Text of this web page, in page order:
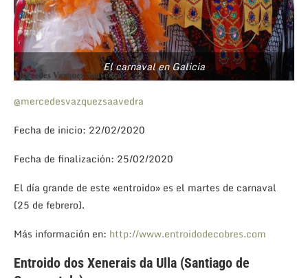
El carnaval en Galicia
@mercedesvazquezsaavedra
Fecha de inicio: 22/02/2020
Fecha de finalización: 25/02/2020
El día grande de este «entroido» es el martes de carnaval
(25 de febrero).
Más información en: http://www.entroidodecobres.com
Entroido dos Xenerais da Ulla (Santiago de